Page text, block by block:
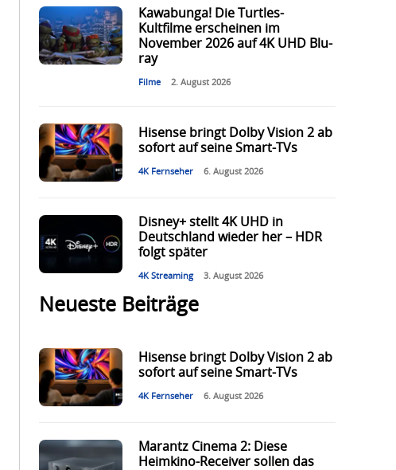
Kawabunga! Die Turtles-
Kultfilme erscheinen im
November 2026 auf 4K UHD Blu-
ray
Filme 2. August 2026
Hisense bringt Dolby Vision 2 ab
sofort auf seine Smart-TVs
4K Fernseher 6. August 2026
Disney+ stellt 4K UHD in
Deutschland wieder her – HDR
folgt später
4K Streaming 3. August 2026
Neueste Beiträge
Hisense bringt Dolby Vision 2 ab
sofort auf seine Smart-TVs
4K Fernseher 6. August 2026
Marantz Cinema 2: Diese
Heimkino-Receiver sollen das